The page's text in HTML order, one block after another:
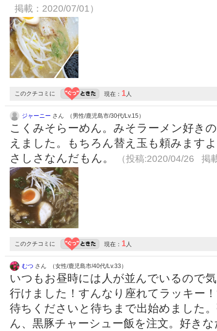
掲載：2020/07/01）
このクチコミに 現在： 1人
ジャーニー さん （男性/鹿児島市/30代/Lv.15）
こくみそらーめん。みそラーメン好き
えました。もちろん替え玉も頼みます
さしさなんだもん。
（投稿:2020/04/26 掲
このクチコミに 現在： 1人
むつ さん （女性/鹿児島市/40代/Lv.33）
いつもお昼時には人が並んでいるので
行けました！すんなり座れてラッキー
待ちくださいと待ちまで出始めました
ん、黒豚チャーシュー飯を注文。好き